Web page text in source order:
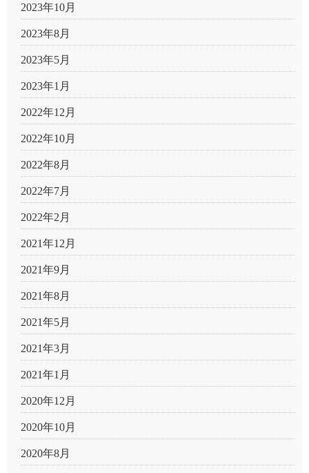
2023年10月
2023年8月
2023年5月
2023年1月
2022年12月
2022年10月
2022年8月
2022年7月
2022年2月
2021年12月
2021年9月
2021年8月
2021年5月
2021年3月
2021年1月
2020年12月
2020年10月
2020年8月